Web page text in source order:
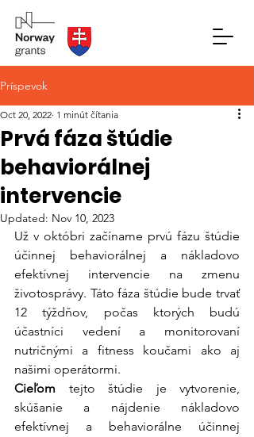
Príspevok
Prvá fáza štúdie
behaviorálnej
intervencie
Oct 20, 2022 1 minút čítania
Updated: Nov 10, 2023
Už v októbri začíname prvú fázu štúdie
účinnej behaviorálnej a nákladovo
efektívnej intervencie na zmenu
životosprávy. Táto fáza štúdie bude trvať
12 týždňov, počas ktorých budú
účastníci vedení a monitorovaní
nutričnými a fitness koučami ako aj
našimi operátormi.
Cieľom tejto štúdie je vytvorenie,
skúšanie a nájdenie nákladovo
efektívnej a behaviorálne účinnej